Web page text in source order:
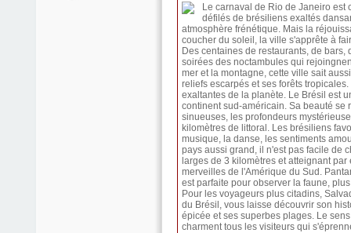
Le carnaval de Rio de Janeiro
défilés de brésiliens exaltés
atmosphère frénétique. Mais la
coucher du soleil, la ville s'apprête à
Des centaines de restaurants, de
soirées des noctambules qui
mer et la montagne, cette ville sait
reliefs escarpés et ses forêts
exaltantes de la planète. Le Brésil est
continent sud-américain. Sa beauté
sinueuses, les profondeurs
kilomètres de littoral. Les brésiliens
musique, la danse, les sentiments
pays aussi grand, il n'est pas facile de
larges de 3 kilomètres et atteignant
merveilles de l'Amérique du Sud.
est parfaite pour observer la faune,
Pour les voyageurs plus citadins,
du Brésil, vous laisse découvrir son
épicée et ses superbes plages. Le
charment tous les visiteurs qui